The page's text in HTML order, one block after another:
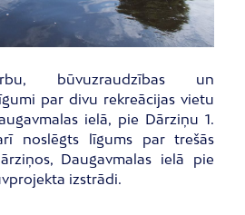
būvuzraudzības un
par divu rekreācijas vietu
ielā, pie Dārziņu 1.
noslēgts līgums par trešās
Daugavmalas ielā pie
izstrādi.